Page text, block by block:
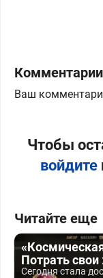
Комментарии
Ваш
Чтобы
войдите
Читайте еще
Потрать
Сегодня стала